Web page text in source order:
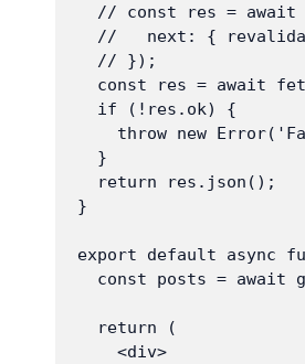
// const res = await
//   next: {
  // });
const res = await
  if (!res.ok) {
throw new
  }
  return res.json();
}
export default async
const posts = await
  return (
    <div>